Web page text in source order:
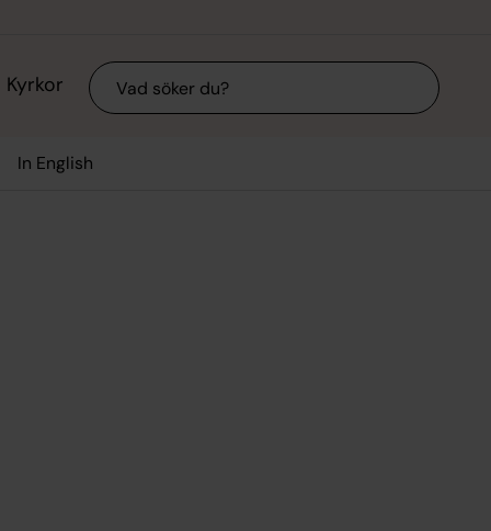
Kyrkor Sök
In English